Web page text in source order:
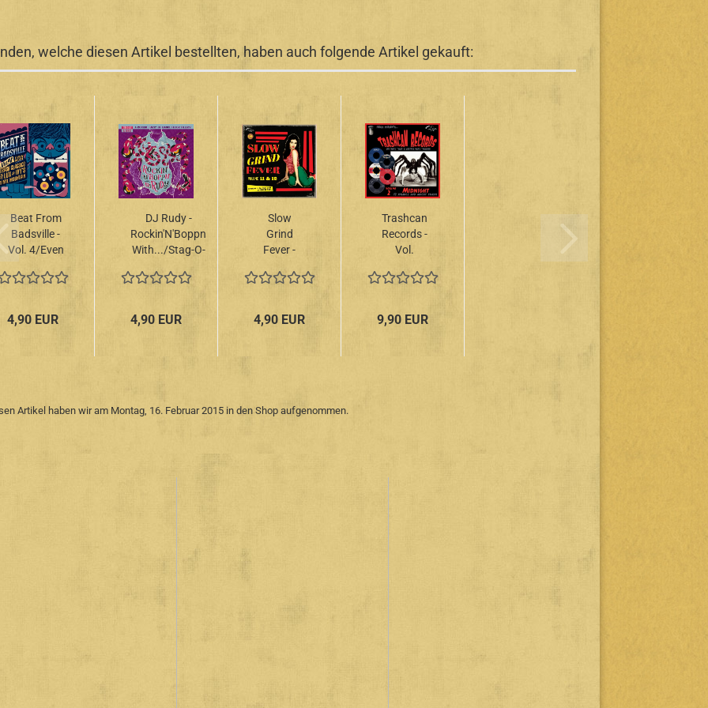
welche diesen Artikel bestellten, haben auch folgende Artikel gekauft:
Beat From
Badsville -
Vol. 4/Even
Classics
Ivys Vinyl
Mountain...
4,90 EUR
DJ Rudy -
Rockin'N'Boppn
With.../Stag-O-
7 CD
4,90 EUR
Slow
Grind
Fever -
11+12 CD
4,90 EUR
Trashcan
Records -
Vol.
10"
9,90 EUR
Artikel haben wir am Montag, 16. Februar 2015 in den Shop aufgenommen.